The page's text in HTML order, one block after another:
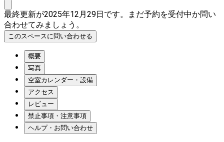
最終更新が2025年12月29日です。まだ予約を受付中か問い
合わせてみましょう。
このスペースに問い合わせる
概要
写真
空室カレンダー・設備
アクセス
レビュー
禁止事項・注意事項
ヘルプ・お問い合わせ